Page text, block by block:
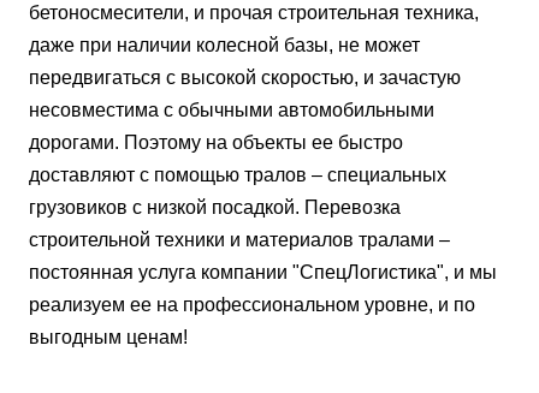
бетоносмесители, и прочая строительная техника,
даже при наличии колесной базы, не может
передвигаться с высокой скоростью, и зачастую
несовместима с обычными автомобильными
дорогами. Поэтому на объекты ее быстро
доставляют с помощью тралов – специальных
грузовиков с низкой посадкой. Перевозка
строительной техники и материалов тралами –
постоянная услуга компании "СпецЛогистика", и мы
реализуем ее на профессиональном уровне, и по
выгодным ценам!